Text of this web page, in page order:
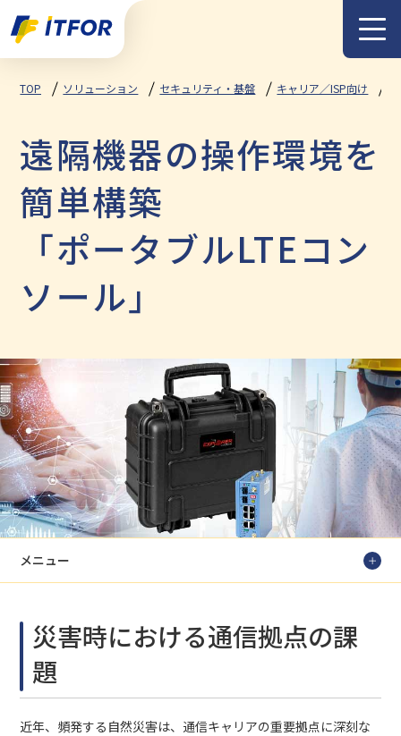
メニュー
TOP ソリューション セキュリティ・基盤 キャリア／ISP向け
遠隔機器の操作環境を
簡単構築
「ポータブルLTEコン
ソール」
メニュー
災害時における通信拠点の課
題
近年、頻発する自然災害は、通信キャリアの重要拠点に深刻な